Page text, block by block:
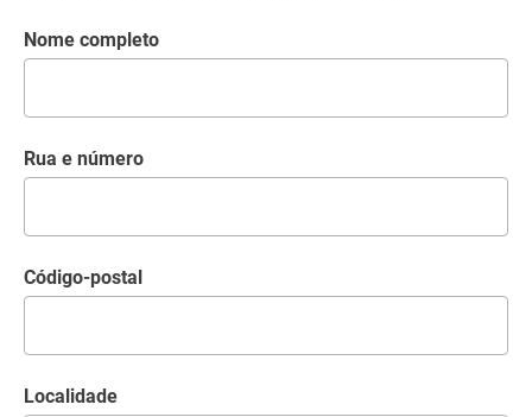
Nome completo
Rua e número
código-postal
Localidade